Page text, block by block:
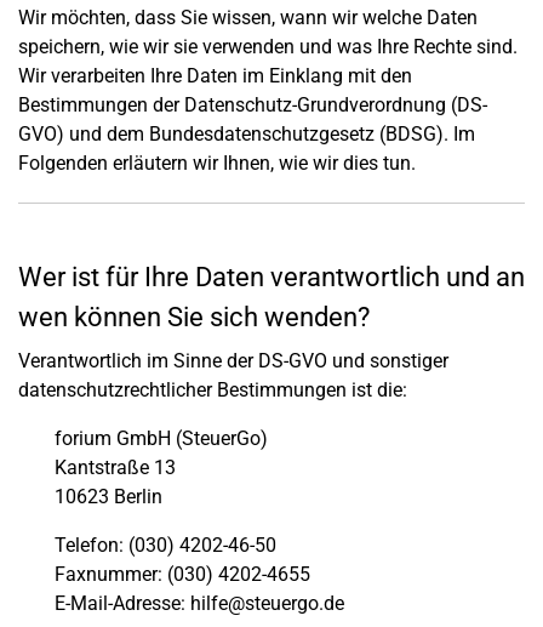
Wir möchten, dass Sie wissen, wann wir welche Daten
speichern, wie wir sie verwenden und was Ihre Rechte sind.
Wir verarbeiten Ihre Daten im Einklang mit den
Bestimmungen der Datenschutz-Grundverordnung (DS-
GVO) und dem Bundesdatenschutzgesetz (BDSG). Im
Folgenden erläutern wir Ihnen, wie wir dies tun.
Wer ist für Ihre Daten verantwortlich und an
wen können Sie sich wenden?
Verantwortlich im Sinne der DS-GVO und sonstiger
datenschutzrechtlicher Bestimmungen ist die:
forium GmbH (SteuerGo)
Kantstraße 13
10623 Berlin
Telefon: (030) 4202-46-50
Faxnummer: (030) 4202-4655
E-Mail-Adresse: hilfe@steuergo.de